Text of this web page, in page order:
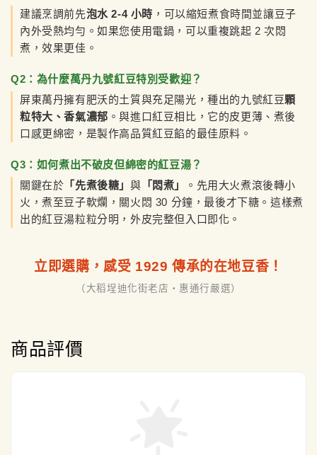
建議烹調前先泡水 2-4 小時 ，可以縮短煮食時間並讓豆子
內外受熱均勻。如果您使用電鍋，可以重複跳起 2 次悶
煮，效果更佳。
Q2：為什麼萬丹九號紅豆特別受歡迎？
屏東萬丹擁有肥沃的土質與充足陽光，種出的九號紅豆顆
粒特大、香氣濃郁 。與進口紅豆相比，它的皮更薄、煮後
口感更綿密，是製作高品質紅豆餡的最佳原料。
Q3：如何煮出不破皮但綿密的紅豆湯？
關鍵在於 「先煮後糖」與 「悶煮」
。先用大火煮滾後轉小
火，煮至豆子軟爛，關火悶 30 分鐘，最後才下糖。這樣煮
出的紅豆湯粒粒分明，外皮完整但入口即化。
立即選購，感受 1929 傳承的在地豆香！
（大稻埕迪化街老店・惠通行嚴選）
商品評價